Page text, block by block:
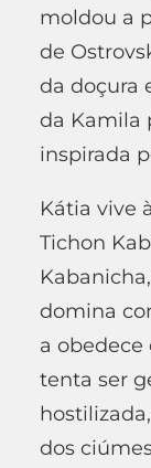
moldou a
de
da doçura
da Kamila
inspirada
Kátia vive
Tichon
domina
a obedece
tenta ser
dos